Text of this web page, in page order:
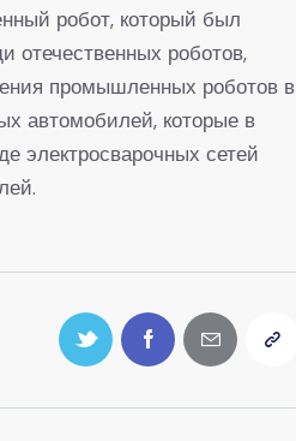
робот, который был
отечественных роботов,
промышленных роботов в
автомобилей, которые в
электросварочных сетей